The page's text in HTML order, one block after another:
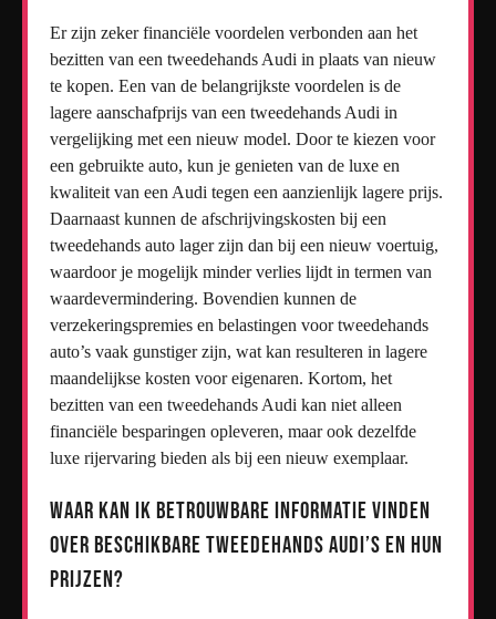
Er zijn zeker financiële voordelen verbonden aan het
bezitten van een tweedehands Audi in plaats van nieuw
te kopen. Een van de belangrijkste voordelen is de
lagere aanschafprijs van een tweedehands Audi in
vergelijking met een nieuw model. Door te kiezen voor
een gebruikte auto, kun je genieten van de luxe en
kwaliteit van een Audi tegen een aanzienlijk lagere prijs.
Daarnaast kunnen de afschrijvingskosten bij een
tweedehands auto lager zijn dan bij een nieuw voertuig,
waardoor je mogelijk minder verlies lijdt in termen van
waardevermindering. Bovendien kunnen de
verzekeringspremies en belastingen voor tweedehands
auto’s vaak gunstiger zijn, wat kan resulteren in lagere
maandelijkse kosten voor eigenaren. Kortom, het
bezitten van een tweedehands Audi kan niet alleen
financiële besparingen opleveren, maar ook dezelfde
luxe rijervaring bieden als bij een nieuw exemplaar.
Waar kan ik betrouwbare informatie vinden
over beschikbare tweedehands Audi’s en hun
prijzen?